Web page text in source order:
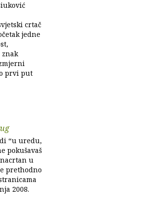
crtač
jedne
prvi put
“u uredu,
pokušavaš
u
prethodno
2008.